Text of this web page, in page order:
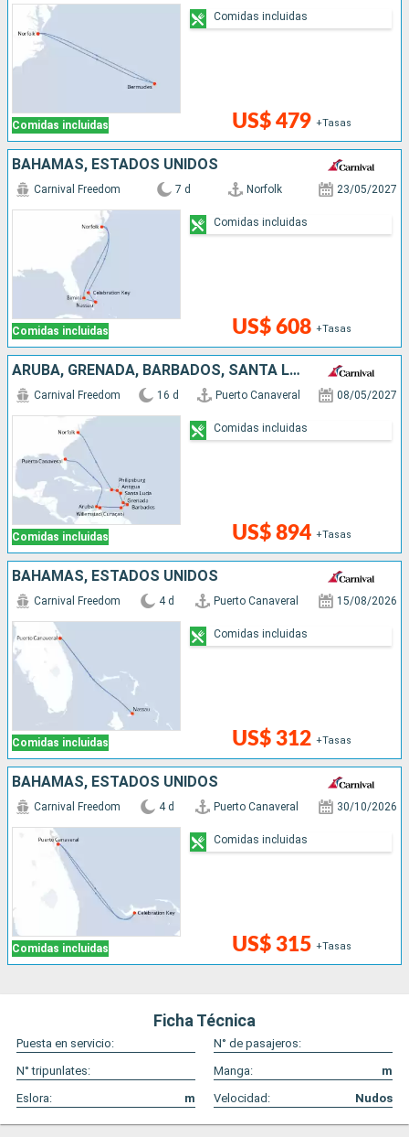
Comidas incluidas US$ 479 +Tasas
Comidas incluidas
BAHAMAS, ESTADOS UNIDOS
Comidas incluidas
Carnival Freedom 7 d Norfolk 23/05/2027
US$ 608 +Tasas
Comidas incluidas
ARUBA, GRENADA, BARBADOS, SANTA LUCIA, ANTIGUA Y BARBUDA, SAN MARTÍN, ESTADOS UNIDOS
Comidas incluidas
Carnival Freedom 16 d Puerto Canaveral 08/05/2027
US$ 894 +Tasas
Comidas incluidas
BAHAMAS, ESTADOS UNIDOS
Comidas incluidas
Carnival Freedom 4 d Puerto Canaveral 15/08/2026
US$ 312 +Tasas
Comidas incluidas
BAHAMAS, ESTADOS UNIDOS
Comidas incluidas
Carnival Freedom 4 d Puerto Canaveral 30/10/2026
US$ 315 +Tasas
Comidas incluidas
Ficha Técnica
Puesta en servicio:
N° de pasajeros:
N° tripunlates:
Manga:
m
Eslora:
m Velocidad: Nudos